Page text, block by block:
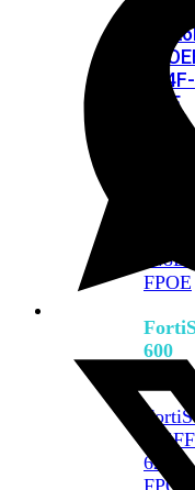
FPOE
424F-
POE
548D-
FPOE
600
Series
624F
624F-
FPOE